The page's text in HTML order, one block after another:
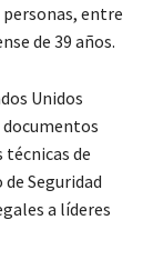
personas, entre
de 39 años.
Unidos
documentos
técnicas de
Seguridad
a líderes